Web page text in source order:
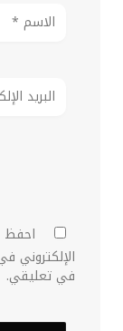
احفظ
الإلكتروني
في تعليقي.